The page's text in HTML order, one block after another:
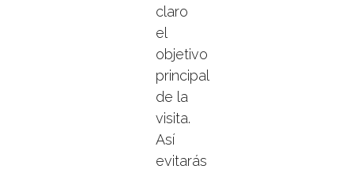
claro
el
objetivo
principal
de la
visita.
Así
evitarás